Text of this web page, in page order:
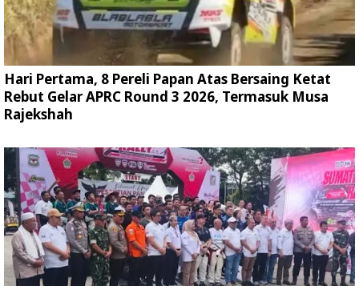
Hari Pertama, 8 Pereli Papan Atas Bersaing Ketat
Rebut Gelar APRC Round 3 2026, Termasuk Musa
Rajekshah